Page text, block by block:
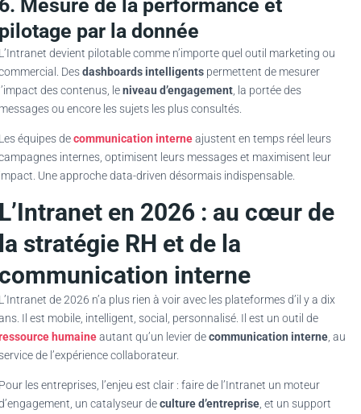
Mesure de la performance et
par la donnée
devient pilotable comme n’importe quel outil marketing ou
Desdashboards intelligents permettent de mesurer
des contenus, leniveau d’engagement , la portée des
ou encore les sujets les plus consultés.
équipes decommunication interneajustent en temps réel leurs
internes, optimisent leurs messages et maximisent leur
Une approche data-driven désormais indispensable.
en 2026 : au cœur de
stratégie RH et de la
interne
de 2026 n’a plus rien à voir avec les plateformes d’il y a dix
Il est mobile, intelligent, social, personnalisé. Il est un outil de
humaineautant qu’un levier decommunication interne , au
de l’expérience collaborateur.
les entreprises, l’enjeu est clair : faire de l’Intranet un moteur
un catalyseur deculture d’entreprise , et un support